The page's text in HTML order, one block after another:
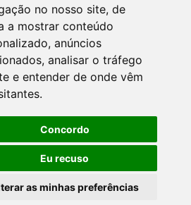
no nosso site, de
a mostrar conteúdo
anúncios
analisar o tráfego
e entender de onde vêm
Concordo
Eu recuso
as minhas preferências
Passo a passo para tirar
EMPRESA
Design e desenvolvimento